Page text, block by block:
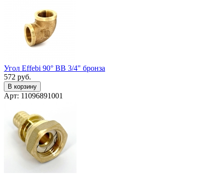
Угол Effebi 90° ВВ 3/4" бронза
572 руб.
В корзину
Арт: 11096891001